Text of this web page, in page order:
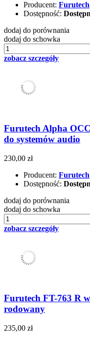
Producent: Furutech
Dostępność:
dodaj do porównania
dodaj do schowka
zobacz szczegóły
Furutech Alpha
do systemów audio
230,00 zł
Producent: Furutech
Dostępność:
dodaj do porównania
dodaj do schowka
zobacz szczegóły
Furutech FT-763 R
rodowany
235,00 zł